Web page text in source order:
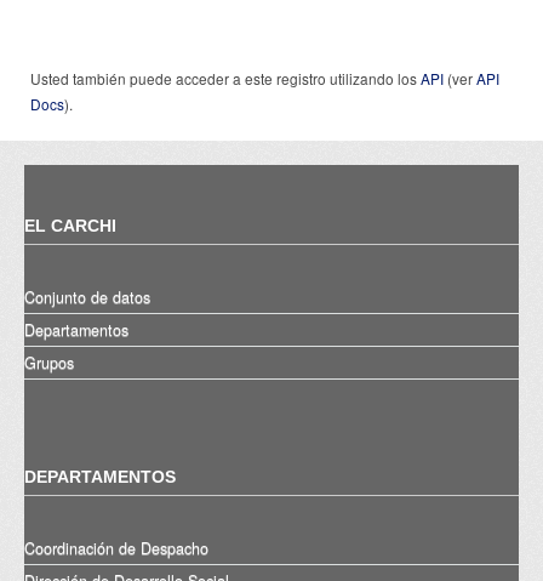
Usted también puede acceder a este registro utilizando losAPI (verAPI
Docs).
EL CARCHI
Conjunto de datos
Departamentos
Grupos
DEPARTAMENTOS
Coordinación de Despacho